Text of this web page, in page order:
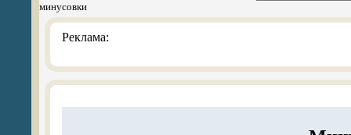
минусовки
Реклама: